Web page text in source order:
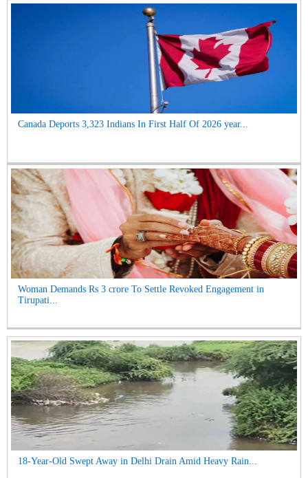
Canada Deports 3,323 Indians In First Half Of 2026 year...
Woman Demands Rs 3 crore To Settle Revoked Engagement in
Tirupati...
18-Year-Old Swept Away in Delhi Drain Amid Heavy Rain...